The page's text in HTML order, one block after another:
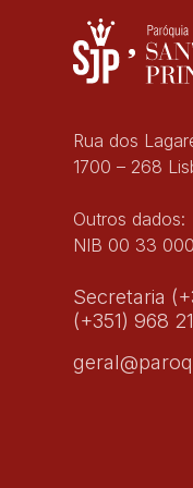
Rua dos
1700 – 268
Outros dados:
NIB 00 33
Secretaria
(+351) 968